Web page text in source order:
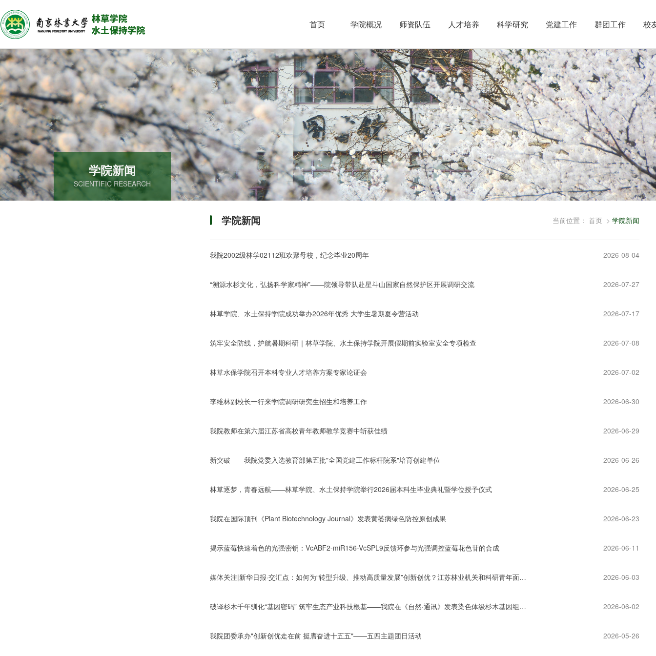
首页 学院概况 师资队伍 人才培养 科学研究 党建工作 群团工作 校
学院新闻
SCIENTIFIC RESEARCH
学院新闻 当前位置： 首页 > 学院新闻
我院2002级林学02112班欢聚母校，纪念毕业20周年 2026-08-04
“溯源水杉文化，弘扬科学家精神”——院领导带队赴星斗山国家自然保护区开展调研交流 2026-07-27
林草学院、水土保持学院成功举办2026年优秀 大学生暑期夏令营活动 2026-07-17
筑牢安全防线，护航暑期科研｜林草学院、水土保持学院开展假期前实验室安全专项检查 2026-07-08
林草水保学院召开本科专业人才培养方案专家论证会 2026-07-02
李维林副校长一行来学院调研研究生招生和培养工作 2026-06-30
我院教师在第六届江苏省高校青年教师教学竞赛中斩获佳绩 2026-06-29
新突破——我院党委入选教育部第五批"全国党建工作标杆院系"培育创建单位 2026-06-26
林草逐梦，青春远航——林草学院、水土保持学院举行2026届本科生毕业典礼暨学位授予仪式 2026-06-25
我院在国际顶刊《Plant Biotechnology Journal》发表黄萎病绿色防控原创成果 2026-06-23
揭示蓝莓快速着色的光强密钥：VcABF2-miR156-VcSPL9反馈环参与光强调控蓝莓花色苷的合成 2026-06-11
媒体关注|新华日报·交汇点：如何为“转型升级、推动高质量发展”创新创优？江苏林业机关和科研青年面对面碰“火花” 2026-06-03
破译杉木千年驯化“基因密码” 筑牢生态产业科技根基——我院在《自然·通讯》发表染色体级杉木基因组重大成果 2026-06-02
我院团委承办"创新创优走在前 挺膺奋进十五五"——五四主题团日活动 2026-05-26